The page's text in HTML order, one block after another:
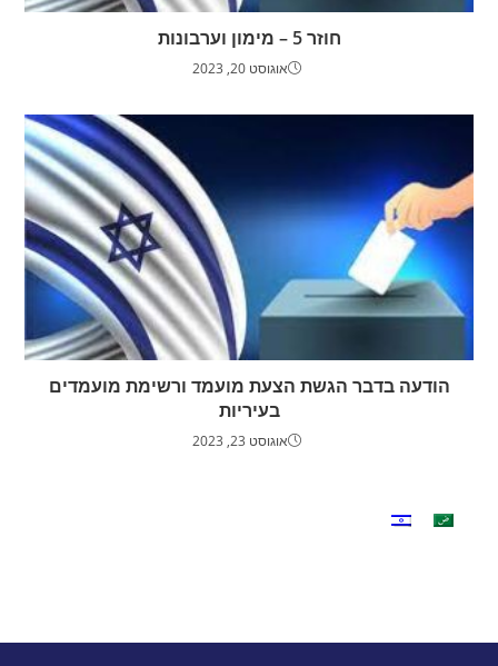
חוזר 5 – מימון וערבונות
אוגוסט 20, 2023
הודעה בדבר הגשת הצעת מועמד ורשימת מועמדים
בעיריות
אוגוסט 23, 2023